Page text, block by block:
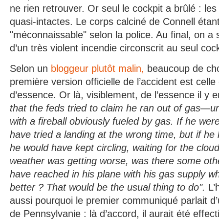
ne rien retrouver. Or seul le cockpit a brûlé :
quasi-intactes. Le corps calciné de Connell
"méconnaissable" selon la police. Au final, on a
d’un très violent incendie circonscrit au seul
Selon un bloggeur plutôt malin, beaucoup de
première version officielle de l’accident est
d’essence. Or là, visiblement, de l’essence il y
that the feds tried to claim he ran out of
with a fireball obviously fueled by gas. If he
have tried a landing at the wrong time, but if he
he would have kept circling, waiting for the
weather was getting worse, was there some
have reached in his plane with his gas supply
better ? That would be the usual thing to do".
aussi pourquoi le premier communiqué parlait
de Pennsylvanie : là d’accord, il aurait été